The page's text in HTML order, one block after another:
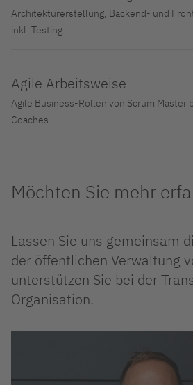
Architekturerstellung, Backend- und
inkl. Testing
Agile Arbeitsweise
Agile Business-Rollen von Scrum Master
Coaches
Möchten Sie mehr
Lassen Sie uns gemeinsam
der öffentlichen Verwaltung
unterstützen Sie bei der
Organisation.